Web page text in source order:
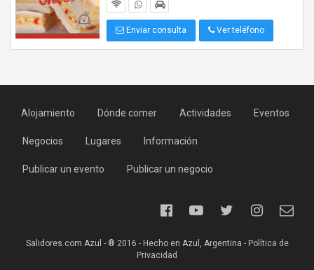
Enviar consulta Ver teléfono
Alojamiento Dónde comer Actividades Eventos
Negocios Lugares Información
Publicar un evento Publicar un negocio
Salidores.com Azul - ® 2016 - Hecho en Azul, Argentina - Política de
Privacidad